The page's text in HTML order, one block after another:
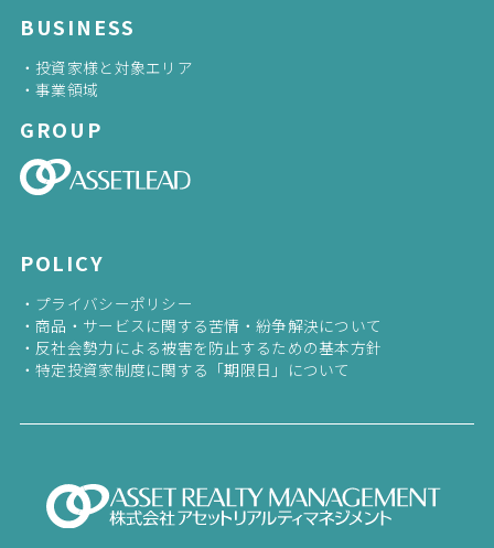
BUSINESS
投資家様と対象エリア
事業領域
GROUP
POLICY
プライバシーポリシー
商品・サービスに関する苦情・紛争解決について
反社会勢力による被害を防止するための基本方針
特定投資家制度に関する「期限日」について